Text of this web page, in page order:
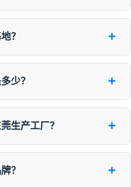
？ +
少？ +
生产工厂？ +
？ +